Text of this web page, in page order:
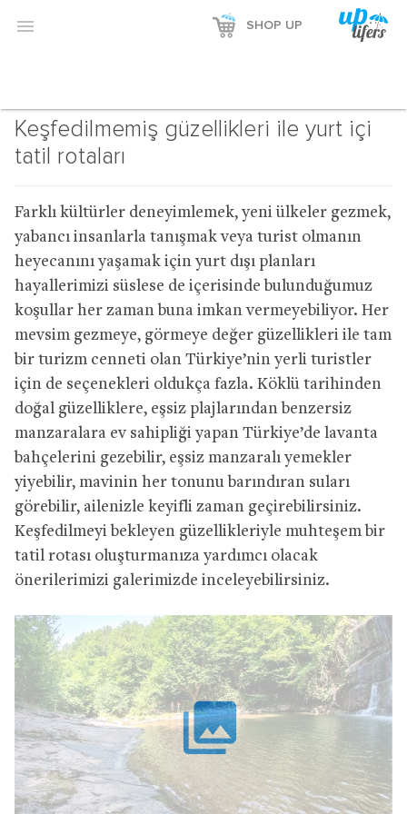
 SHOP UP
Keşfedilmemiş güzellikleri ile yurt içi
tatil rotaları
Farklı kültürler deneyimlemek, yeni ülkeler gezmek,
yabancı insanlarla tanışmak veya turist olmanın
heyecanını yaşamak için yurt dışı planları
hayallerimizi süslese de içerisinde bulunduğumuz
koşullar her zaman buna imkan vermeyebiliyor. Her
mevsim gezmeye, görmeye değer güzellikleri ile tam
bir turizm cenneti olan Türkiye’nin yerli turistler
için de seçenekleri oldukça fazla. Köklü tarihinden
doğal güzelliklere, eşsiz plajlarından benzersiz
manzaralara ev sahipliği yapan Türkiye’de lavanta
bahçelerini gezebilir, eşsiz manzaralı yemekler
yiyebilir, mavinin her tonunu barındıran suları
görebilir, ailenizle keyifli zaman geçirebilirsiniz.
Keşfedilmeyi bekleyen güzellikleriyle muhteşem bir
tatil rotası oluşturmanıza yardımcı olacak
önerilerimizi galerimizde inceleyebilirsiniz.
collections